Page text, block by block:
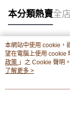
每筆HK$80.00，
付款後門市自取 (3-
本分類熱賣全
熱門標籤
熱銷排行
本網站中使用 cookie，
望在電腦上使用 cookie
政策 」之 Cookie 聲明
條款之 Cookie 聲明使用
了解更多 >